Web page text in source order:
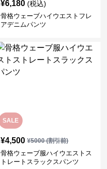
¥6,180 (税込)
骨格ウェーブハイウエストフレ
アデニムパンツ
SALE
¥4,500 ¥5000(割引前)
骨格ウェーブ服ハイウエストス
トレートスラックスパンツ